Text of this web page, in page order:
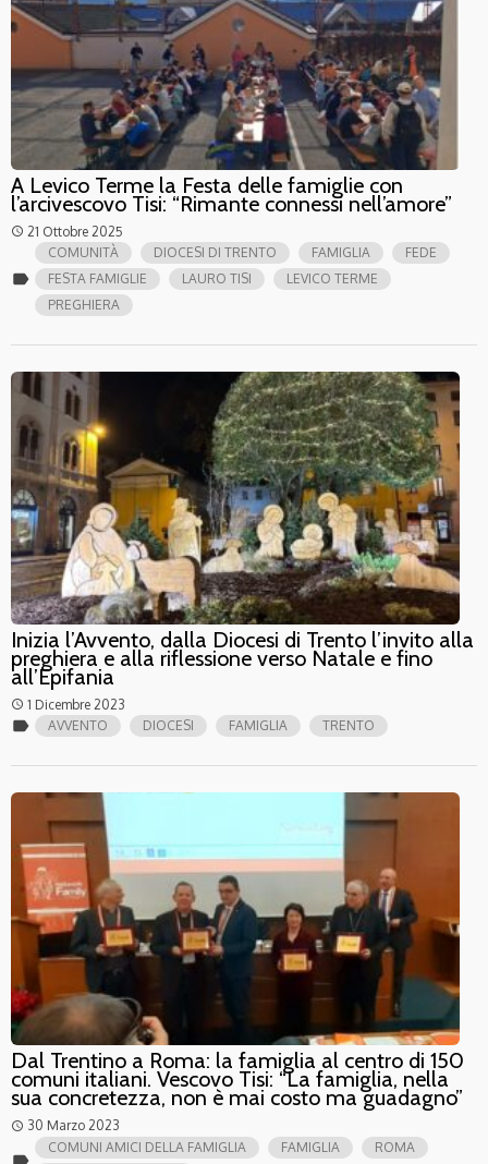
A Levico Terme la Festa delle famiglie con
l’arcivescovo Tisi: “Rimante connessi nell’amore”
access_time 21 Ottobre 2025
label
COMUNITÀ DIOCESI DI TRENTO FAMIGLIA
FEDE
FESTA FAMIGLIE
LAURO TISI
LEVICO TERME
PREGHIERA
Inizia l’Avvento, dalla Diocesi di Trento l’invito alla
preghiera e alla riflessione verso Natale e fino
all’Epifania
access_time 1 Dicembre 2023
label AVVENTO DIOCESI FAMIGLIA TRENTO
Dal Trentino a Roma: la famiglia al centro di 150
comuni italiani. Vescovo Tisi: “La famiglia, nella
sua concretezza, non è mai costo ma guadagno”
access_time 30 Marzo 2023
COMUNI AMICI DELLA FAMIGLIA FAMIGLIA ROMA